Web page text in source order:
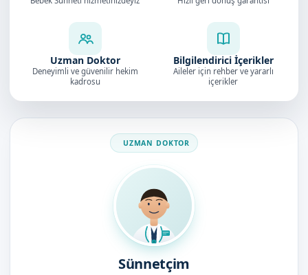
Uzman Doktor
Deneyimli ve güvenilir hekim
kadrosu
Bilgilendirici İçerikler
Aileler için rehber ve yararlı
içerikler
Doktorumuz
Sünnetçim